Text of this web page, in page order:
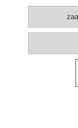
© 2026 syl-dom.pl -